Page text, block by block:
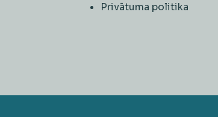
Privātuma politika